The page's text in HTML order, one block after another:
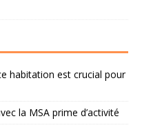
habitation est crucial pour
la MSA prime d’activité